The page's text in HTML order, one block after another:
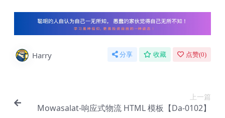
Harry 分享 收藏 点赞(0)
上一篇
Mowasalat-响应式物流 HTML 模板【Da-0102】